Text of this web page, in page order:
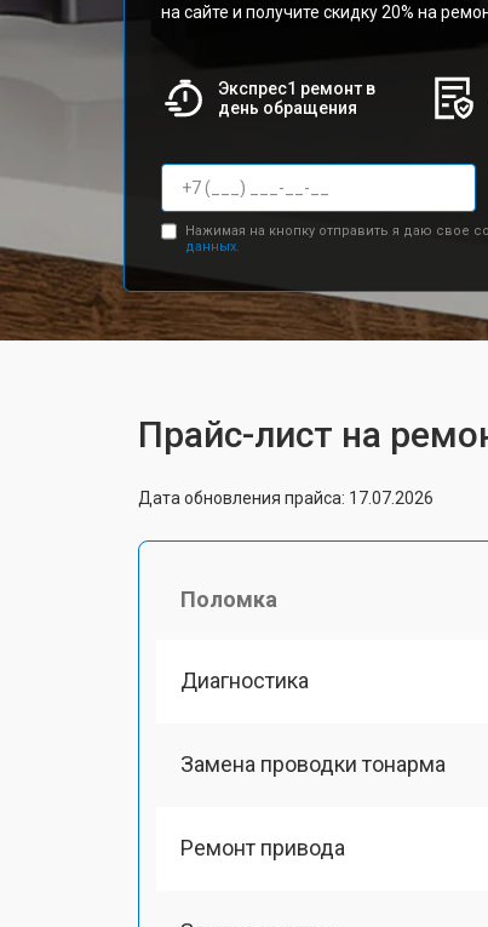
на сайте и получите скидку 20% на
Экспрес1 ремонт в
день обращения
Нажимая на кнопку отправить я даю свое
данных.
Прайс-лист на
Дата обновления прайса: 17.07.2026
Поломка
Диагностика
Замена проводки тонарма
Ремонт привода